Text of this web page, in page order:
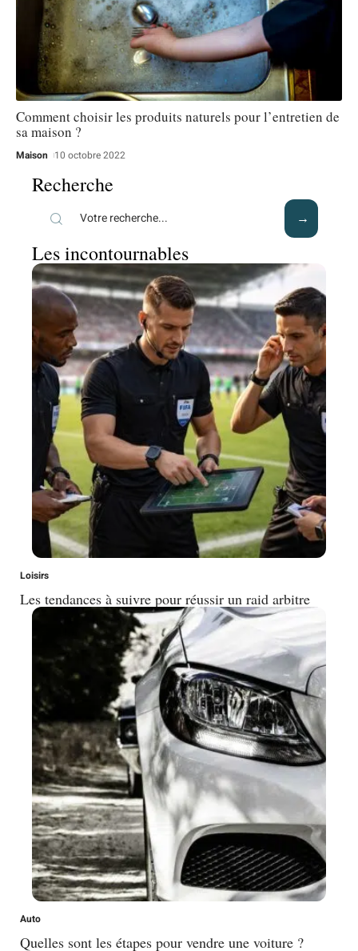
Comment choisir les produits naturels pour l’entretien de
sa maison ?
Maison 10 octobre 2022
Recherche
Les incontournables
Loisirs
Les tendances à suivre pour réussir un raid arbitre
Auto
Quelles sont les étapes pour vendre une voiture ?